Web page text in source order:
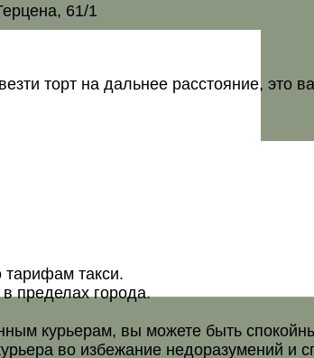
61/1
торт на дальнее расстояние, это
тарифам такси.
пределах города.
курьерам, вы можете быть спокойны
во избежание недоразумений и